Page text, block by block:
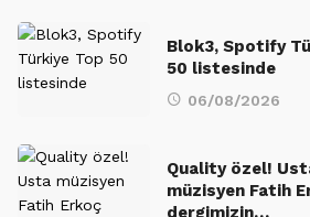
Blok3, Spotify
50 listesinde
06/08/2026
Quality özel!
müzisyen Fatih
dergimizin…